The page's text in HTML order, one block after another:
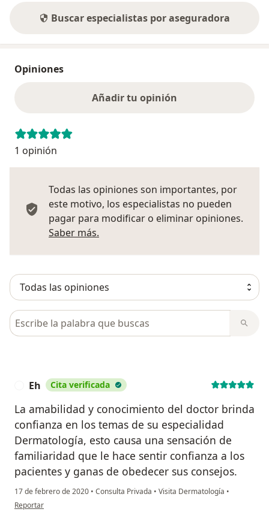
Buscar especialistas por aseguradora
Opiniones
Añadir tu opinión
1 opinión
Todas las opiniones son importantes, por
este motivo, los especialistas no pueden
pagar para modificar o eliminar opiniones.
Saber más.
Busca en opiniones
Eh Cita verificada
La amabilidad y conocimiento del doctor brinda
confianza en los temas de su especialidad
Dermatología, esto causa una sensación de
familiaridad que le hace sentir confianza a los
pacientes y ganas de obedecer sus consejos.
17 de febrero de 2020 • Consulta Privada • Visita Dermatología •
en opinión del usuario Eh
Reportar